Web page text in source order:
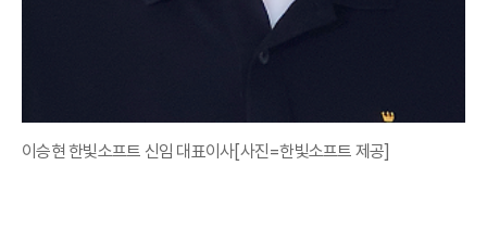
이승현 한빛소프트 신임 대표이사[사진=한빛소프트 제공]